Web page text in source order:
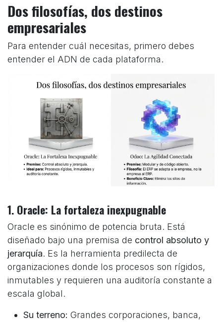
Dos filosofías, dos destinos
empresariales
Para entender cuál necesitas, primero debes
entender el ADN de cada plataforma.
1. Oracle: La fortaleza inexpugnable
Oracle es sinónimo de potencia bruta. Está
diseñado bajo una premisa de control absoluto y
jerarquía. Es la herramienta predilecta de
organizaciones donde los procesos son rígidos,
inmutables y requieren una auditoría constante a
escala global.
Su terreno: Grandes corporaciones, banca,